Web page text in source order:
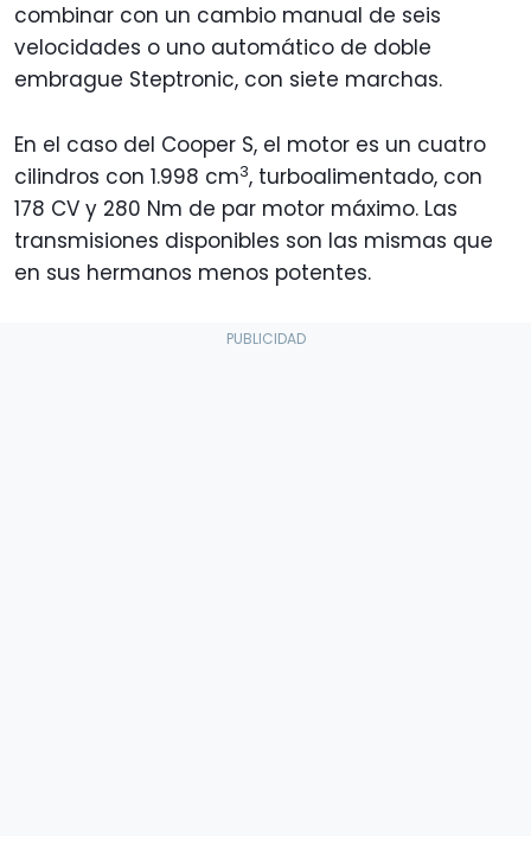
combinar con un cambio manual de seis
velocidades o uno automático de doble
embrague Steptronic, con siete marchas.
En el caso del Cooper S, el motor es un cuatro
cilindros con 1.998 cm3, turboalimentado, con
178 CV y 280 Nm de par motor máximo. Las
transmisiones disponibles son las mismas que
en sus hermanos menos potentes.